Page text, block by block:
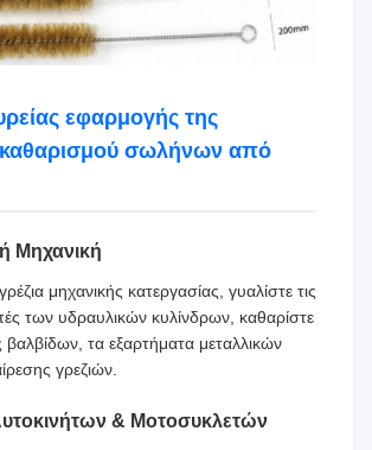
εφαρμογής της
σωλήνων από
Μηχανική
μηχανικής κατεργασίας, γυαλίστε τις
των υδραυλικών κυλίνδρων, καθαρίστε
τα εξαρτήματα μεταλλικών
γρεζιών.
& Μοτοσυκλετών